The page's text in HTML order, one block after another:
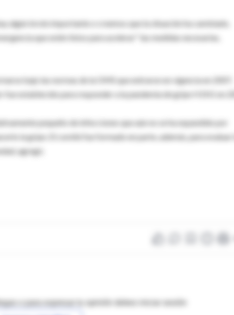
algún brote importante o creemos que la situación ha cambiado,
que estén listos para acelerar" las medidas necesarias,
bajo las normas de la OMS que entraron en vigencia en 2007,
fue establecido para responder a la pandemia de gripe H1N1 en
pequeño de infecciones que aún no se ha expandido por
la gripe. El comité fue formado en parte, además, para evaluar
agregó.
o para expresar tu opinión debes iniciar sesión